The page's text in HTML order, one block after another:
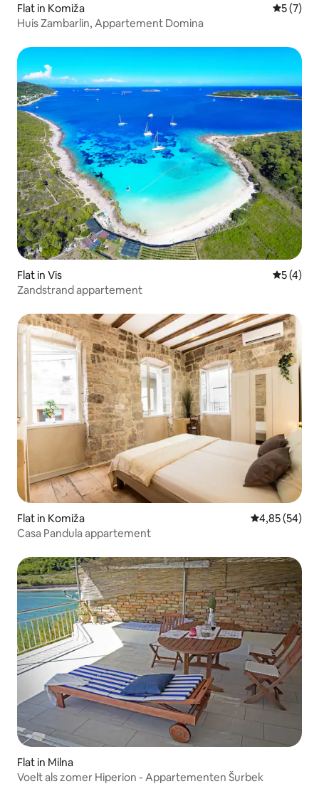
Flat in Komiža
5 (7)
Huis Zambarlin, Appartement Domina
Flat in Vis
5 (4)
Zandstrand appartement
Flat in Komiža Gemiddelde
4,85 (54)
Casa Pandula appartement
Flat in Milna
Voelt als zomer Hiperion - Appartementen Šurbek